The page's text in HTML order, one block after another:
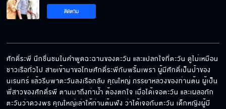
ติดตาม
ศักดิ์ระพี นึกชื่นชมในคำพูดฉะฉานของตะวัน และแปลกใจที่ตะวัน ดูไม่เหมือน
ชาวเรือทั่วไป สายเข้ามาขอโทษศักดิ์ระพีกับพริ้มเพรา ผู้มีศักดิ์เป็นป้าของ
นเรนทร์ แล้วรีบพาตะวันลงเรือกลับ คุณใหญ่ ภรรยาหลวงของท่านต้น ผู้เป็น
พี่สาวของศักดิ์รพี ตามมาถึงท่าน้ำ ต้องตกใจ เมื่อได้เจอตะวัน และเผลอทัก
ตะวันว่าดวงพร คุณใหญ่เล่าให้ท่านต้นฟัง ว่าได้เจอกับตะวัน เด็กหญิงผู้มี